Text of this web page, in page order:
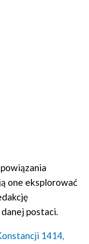
one eksplorować
postaci.
1414,